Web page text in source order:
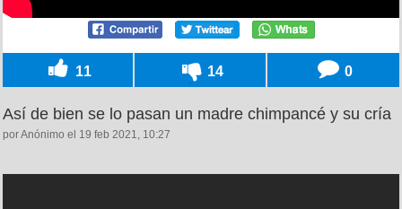
11 14 0
Así de bien se lo pasan un madre chimpancé y su cría
por Anónimo el 19 feb 2021, 10:27